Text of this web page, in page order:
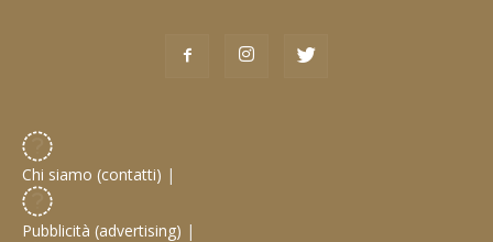
Chi siamo (contatti) |
Pubblicità (advertising) |